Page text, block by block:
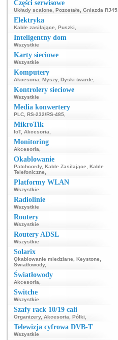
Części serwisowe
Układy scalone Pozostałe Gniazda RJ45
Elektryka
Kable zasilające Puszki
Inteligentny dom
Wszystkie
Karty sieciowe
Wszystkie
Komputery
Akcesoria Myszy, Dyski twarde
Kontrolery sieciowe
Wszystkie
Media konwertery
PLC RS-232/RS-485
MikroTik
IoT, Akcesoria
Monitoring
Akcesoria
Okablowanie
Patchcordy, Kable Zasilające
Kable
Telefoniczne
Platformy WLAN
Wszystkie
Radiolinie
Wszystkie
Routery
Wszystkie
Routery ADSL
Wszystkie
Solarix
Okablowanie miedziane Keystone
Światłowody,
Światłowody
Akcesoria
Switche
Wszystkie
Szafy rack 10/19 cali
Organizery, Akcesoria Półki
Telewizja cyfrowa DVB-T
Wszystkie